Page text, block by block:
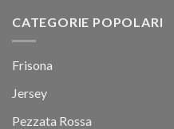
CATEGORIE POPOLARI
Frisona
Jersey
Pezzata Rossa